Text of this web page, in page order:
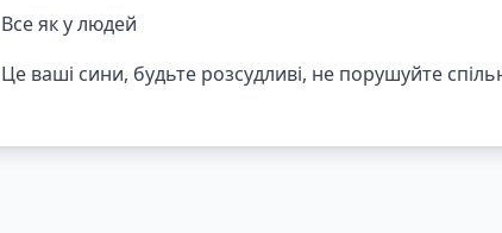
Все як у людей
Це ваші сини, будьте розсудливі, не порушуйте